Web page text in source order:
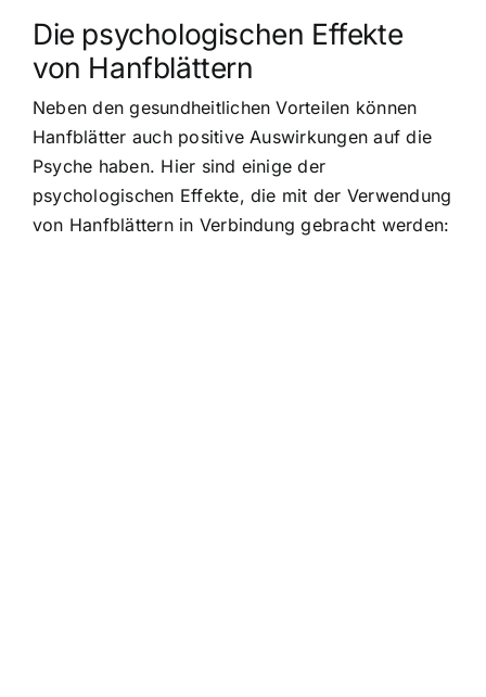
Die psychologischen Effekte
von Hanfblättern
Neben den gesundheitlichen Vorteilen können
Hanfblätter auch positive Auswirkungen auf die
Psyche haben. Hier sind einige der
psychologischen Effekte, die mit der Verwendung
von Hanfblättern in Verbindung gebracht werden: